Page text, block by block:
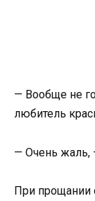
— Вообще не
любитель
— Очень жаль,
При прощании